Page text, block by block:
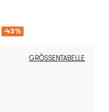
-43%
GRÖSSENTABELLE